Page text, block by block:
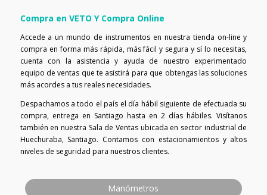
Compra en VETO Y Compra Online
Accede a un mundo de instrumentos en nuestra tienda on-line y
compra en forma más rápida, más fácil y segura y sí lo necesitas,
cuenta con la asistencia y ayuda de nuestro experimentado
equipo de ventas que te asistirá para que obtengas las soluciones
más acordes a tus reales necesidades.
Despachamos a todo el país el día hábil siguiente de efectuada su
compra, entrega en Santiago hasta en 2 días hábiles. Visítanos
también en nuestra Sala de Ventas ubicada en sector industrial de
Huechuraba, Santiago. Contamos con estacionamientos y altos
niveles de seguridad para nuestros clientes.
Manómetros